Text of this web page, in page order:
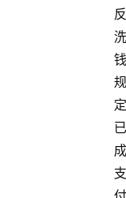
反
洗
钱
规
定
已
成
支